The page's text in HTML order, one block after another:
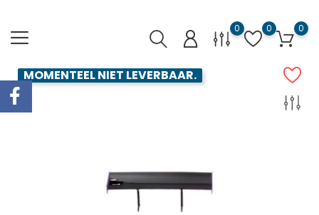
0 0 0
MOMENTEEL NIET LEVERBAAR.